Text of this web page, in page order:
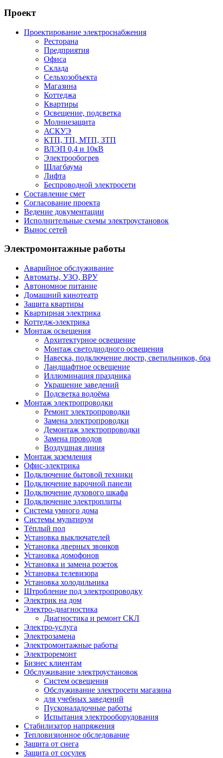
Проект
Проектирование электроснабжения
Ресторана
Предприятия
Офиса
Склада
Сельхозобъекта
Магазина
Коттеджа
Квартиры
Освещение, подсветка
Молниезащита
АСКУЭ
КТП, ТП, МТП, ЗТП
ВЛЭП 0,4 и 10кВ
Электрообогрев
Шлагбаума
Лифта
Беспроводной электросети
Составление смет
Согласование проекта
Ведение документации
Исполнительные схемы электроустановок
Вынос сетей
Электромонтажные работы
Аварийное обслуживание
Автоматы, УЗО, ВРУ
Автономное питание
Домашний кинотеатр
Защита квартиры
Квартирная электрика
Коттедж-электрика
Монтаж освещения
Архитектурное освещение
Монтаж светодиодного освещения
Навеска, подключение люстр, светильников, бра
Ландшафтное освещение
Иллюминация праздника
Украшение заведений
Подсветка водоёма
Монтаж электропроводки
Ремонт электропроводки
Замена электропроводки
Демонтаж электропроводки
Замена проводов
Воздушная линия
Монтаж заземления
Офис-электрика
Подключение бытовой техники
Подключение варочной панели
Подключение духового шкафа
Подключение электроплиты
Система умного дома
Системы мультирум
Тёплый пол
Установка выключателей
Установка дверных звонков
Установка домофонов
Установка и замена розеток
Установка телевизора
Установка холодильника
Штробление под электропроводку
Электрик на дом
Электро-диагностика
Диагностика и ремонт СКЛ
Электро-услуга
Электрозамена
Электромонтажные работы
Электроремонт
Бизнес клиентам
Обслуживание электроустановок
Систем освещения
Обслуживание электросети магазина
для учебных заведений
Пусконаладочные работы
Испытания электрооборудования
Стабилизатор напряжения
Тепловизионное обследование
Защита от снега
Защита от сосулек